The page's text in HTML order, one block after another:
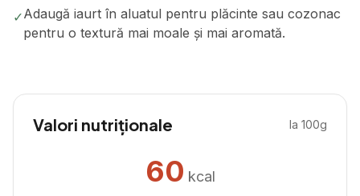
✓Adaugă iaurt în aluatul pentru plăcinte sau cozonac
pentru o textură mai moale și mai aromată.
Valori nutriționale la 100g
60 kcal